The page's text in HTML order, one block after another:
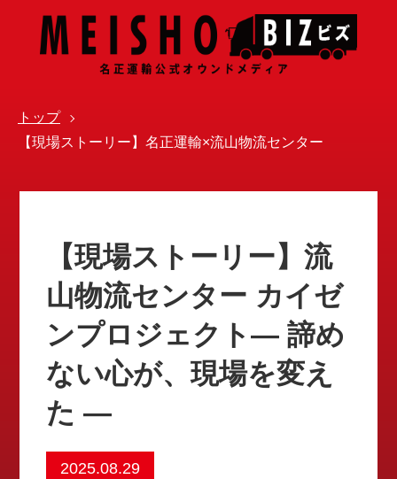
トップ
【現場ストーリー】名正運輸×流山物流センター
【現場ストーリー】流
山物流センター カイゼ
ンプロジェクト― 諦め
ない心が、現場を変え
た ―
2025.08.29